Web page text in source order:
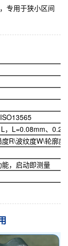
专用于狭小区间
，L=0.08mm、
R\波纹度W\轮廓度
能，启动即测量